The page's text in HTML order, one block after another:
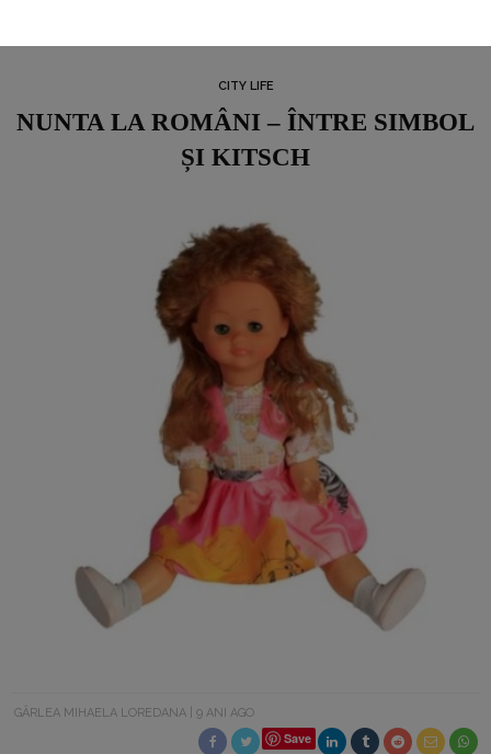
CITY LIFE
NUNTA LA ROMÂNI – ÎNTRE SIMBOL
ȘI KITSCH
GÂRLEA MIHAELA LOREDANA 9 ANI AGO
Save